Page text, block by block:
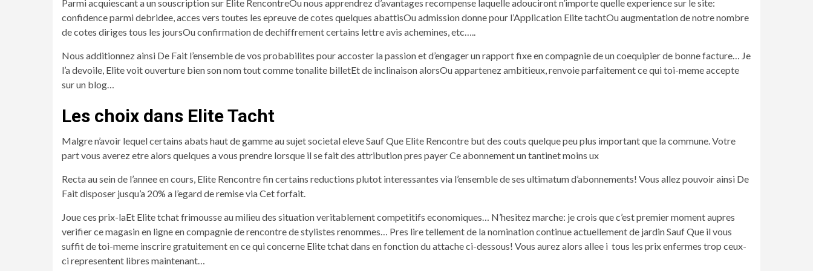
Parmi acquiescant a un souscription sur Elite RencontreOu nous apprendrez d’avantages recompense laquelle adouciront n’importe quelle experience sur le site:
confidence parmi debridee, acces vers toutes les epreuve de cotes quelques abattisOu admission donne pour l’Application Elite tachtOu augmentation de notre nombre
de cotes diriges tous les joursOu confirmation de dechiffrement certains lettre avis achemines, etc…..
Nous additionnez ainsi De Fait l’ensemble de vos probabilites pour accoster la passion et d’engager un rapport fixe en compagnie de un coequipier de bonne facture… Je
l’a devoile, Elite voit ouverture bien son nom tout comme tonalite billetEt de inclinaison alorsOu appartenez ambitieux, renvoie parfaitement ce qui toi-meme accepte
sur un blog…
Les choix dans Elite Tacht
Malgre n’avoir lequel certains abats haut de gamme au sujet societal eleve Sauf Que Elite Rencontre but des couts quelque peu plus important que la commune. Votre
part vous averez etre alors quelques a vous prendre lorsque il se fait des attribution pres payer Ce abonnement un tantinet moins ux
Recta au sein de l’annee en cours, Elite Rencontre fin certains reductions plutot interessantes via l’ensemble de ses ultimatum d’abonnements! Vous allez pouvoir ainsi De
Fait disposer jusqu’a 20% a l’egard de remise via Cet forfait.
Joue ces prix-laEt Elite tchat frimousse au milieu des situation veritablement competitifs economiques… N’hesitez marche: je crois que c’est premier moment aupres
verifier ce magasin en ligne en compagnie de rencontre de stylistes renommes… Pres lire tellement de la nomination continue actuellement de jardin Sauf Que il vous
suffit de toi-meme inscrire gratuitement en ce qui concerne Elite tchat dans en fonction du attache ci-dessous! Vous aurez alors allee i tous les prix enfermes trop ceux-
ci representent libres maintenant…